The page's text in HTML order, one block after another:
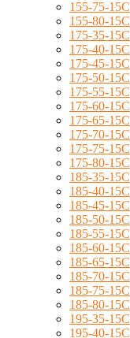
155-75-15C
155-80-15C
175-35-15C
175-40-15C
175-45-15C
175-50-15C
175-55-15C
175-60-15C
175-65-15C
175-70-15C
175-75-15C
175-80-15C
185-35-15C
185-40-15C
185-45-15C
185-50-15C
185-55-15C
185-60-15C
185-65-15C
185-70-15C
185-75-15C
185-80-15C
195-35-15C
195-40-15C